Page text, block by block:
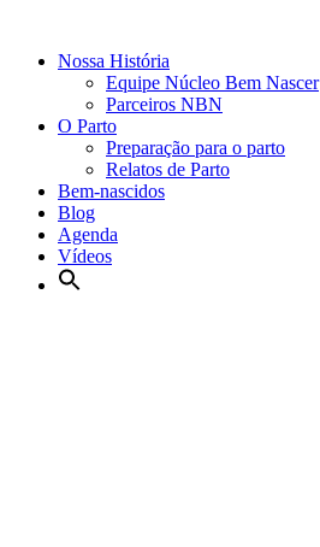
Nossa História
Equipe Núcleo Bem Nascer
Parceiros NBN
O Parto
Preparação para o parto
Relatos de Parto
Bem-nascidos
Blog
Agenda
Vídeos